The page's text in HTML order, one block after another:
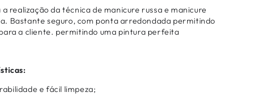
a realização da técnica de manicure russa e manicure
Bastante seguro, com ponta arredondada permitindo
a cliente. permitindo uma pintura perfeita
e fácil limpeza;